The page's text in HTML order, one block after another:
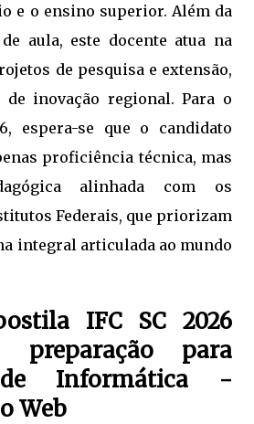
e o ensino superior. Além da
aula, este docente atua na
de pesquisa e extensão,
de inovação regional. Para o
espera-se que o candidato
proficiência técnica, mas
alinhada com os
Federais, que priorizam
integral articulada ao mundo
IFC SC 2026
para
de Informática -
Web